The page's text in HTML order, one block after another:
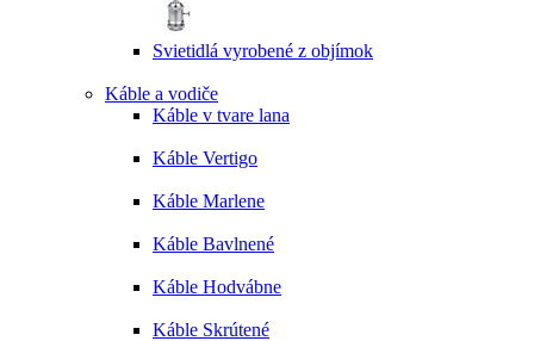
Svietidlá vyrobené z objímok
Káble a vodiče
Káble v tvare lana
Káble Vertigo
Káble Marlene
Káble Bavlnené
Káble Hodvábne
Káble Skrútené